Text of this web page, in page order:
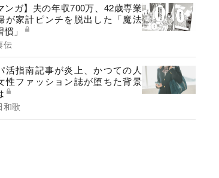
ンガ】夫の年収700万、42歳専業
が家計ピンチを脱出した「魔法
」
伝
活指南記事が炎上、かつての人
性ファッション誌が堕ちた背景
和歌